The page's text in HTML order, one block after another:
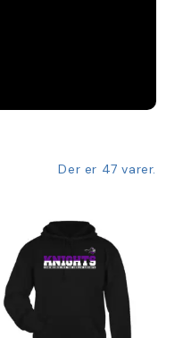
Der er 47 varer.